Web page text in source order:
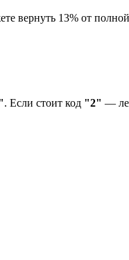
вернуть 13% от
. Если стоит код "2" —